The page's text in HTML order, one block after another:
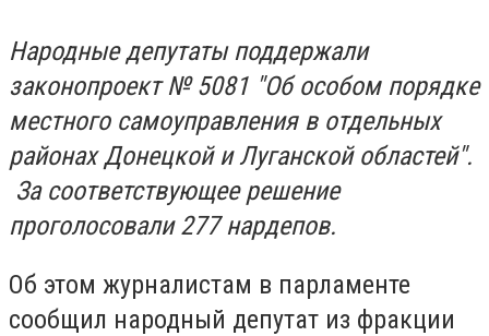
Народные депутаты поддержали
законопроект № 5081 "Об особом порядке
местного самоуправления в отдельных
районах Донецкой и Луганской областей".
За соответствующее решение
проголосовали 277 нардепов.
Об этом журналистам в парламенте
сообщил народный депутат из фракции